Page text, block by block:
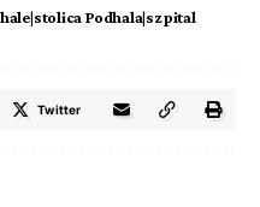
Podhala|szpital
Twitter